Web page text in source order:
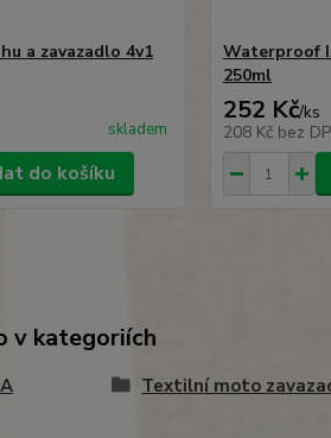
a zavazadlo 4v1
skladem
do košíku
Waterproof
250ml
252 Kč/ks
208 Kč bez
v kategoriích
Textilní moto